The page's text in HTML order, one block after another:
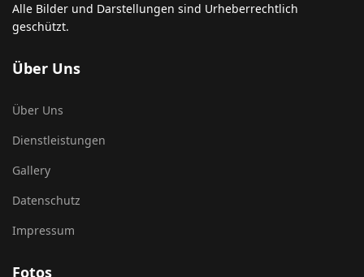
Alle Bilder und Darstellungen sind Urheberrechtlich
geschützt.
Über Uns
Über Uns
Dienstleistungen
Gallery
Datenschutz
Impressum
Fotos